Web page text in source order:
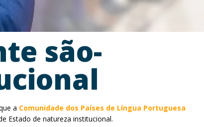
são-
a Comunidade dos Países de Língua Portuguesa
Estado de natureza institucional.